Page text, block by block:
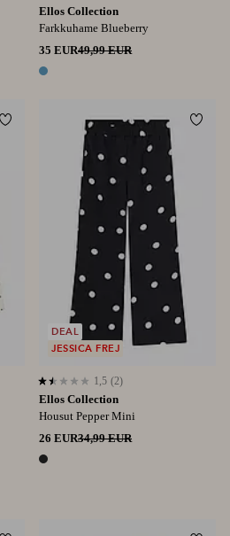
Ellos Collection
Farkkuhame Blueberry
35 EUR49,99 EUR
1 väri
Lisää suosikkeihin
Ellos Collection
Housut Pepper Mini
26 EUR34,99 EUR
1 väri
1,5 perustuen 2 arvosanaan
1,5 (2)
DEAL
JESSICA FREJ